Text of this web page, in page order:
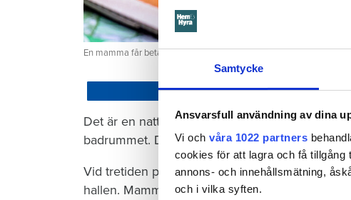
Samtycke
Ansvarsfull användning av dina
Vi och våra 1022 partners
cookies för att lagra och få tillgång
annons- och innehållsmätning,
och i vilka syften.
En mamma får betala 300 000 kronor efter att ett barn satt på en
Dela
Det är en natt hösten 2022. Barnet som har
badrummet. Där vrider barnet på kranen i
Vid tretiden på natten vaknar mamman och då
hallen. Mamman torkar förtvivlat upp vattnet